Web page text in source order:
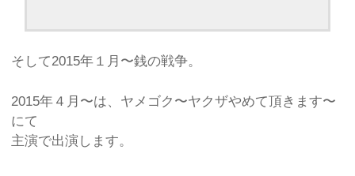
そして2015年１月〜銭の戦争。
2015年４月〜は、ヤメゴク〜ヤクザやめて頂きます〜
にて
主演で出演します。